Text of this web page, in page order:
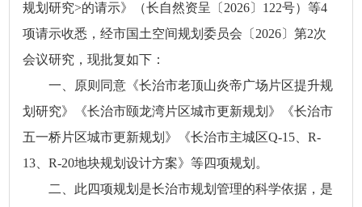
规划研究>的请示》（长自然资呈〔2026〕122号）等4
项请示收悉，经市国土空间规划委员会〔2026〕第2次
会议研究，现批复如下：
一、原则同意《长治市老顶山炎帝广场片区提升规
划研究》《长治市颐龙湾片区城市更新规划》《长治市
五一桥片区城市更新规划》《长治市主城区Q-15、R-
13、R-20地块规划设计方案》等四项规划。
二、此四项规划是长治市规划管理的科学依据，是